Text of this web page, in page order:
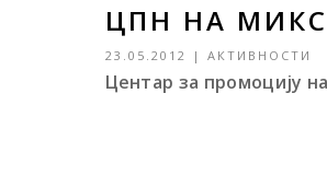
ЦПН НА
23.05.2012 | АКТИВНОСТИ
Центар за промоцију